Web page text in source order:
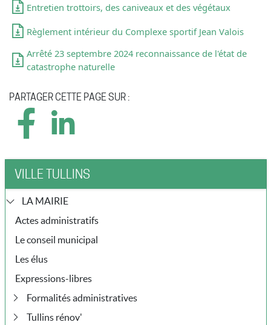
VILLE TULLINS
LA MAIRIE
Actes administratifs
Le conseil municipal
Les élus
Expressions-libres
Formalités administratives
Tullins rénov'
Entretien trottoirs, des caniveaux et des végétaux
Règlement intérieur du Complexe sportif Jean Valois
Arrêté 23 septembre 2024 reconnaissance de l'état de
catastrophe naturelle
PARTAGER CETTE PAGE SUR :